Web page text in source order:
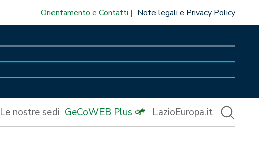
Orientamento e Contatti Note legali e Privacy Policy
Le nostre sedi GeCoWEB Plus LazioEuropa.it